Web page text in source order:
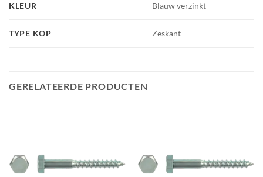
KLEUR Blauw verzinkt
TYPE KOP Zeskant
GERELATEERDE PRODUCTEN